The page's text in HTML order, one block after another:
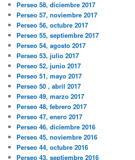
Perseo 58, diciembre 2017
Perseo 57, noviembre 2017
Perseo 56, octubre 2017
Perseo 55, septiembre 2017
Perseo 54, agosto 2017
Perseo 53, julio 2017
Perseo 52, junio 2017
Perseo 51, mayo 2017
Perseo 50 , abril 2017
Perseo 49, marzo 2017
Perseo 48, febrero 2017
Perseo 47, enero 2017
Perseo 46, diciembre 2016
Perseo 45, noviembre 2016
Perseo 44, octubre 2016
Perseo 43, septiembre 2016